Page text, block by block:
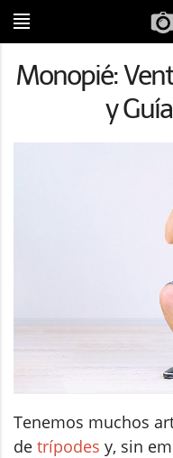
Monopié:
y
Tenemos muchos
de trípodes y, sin